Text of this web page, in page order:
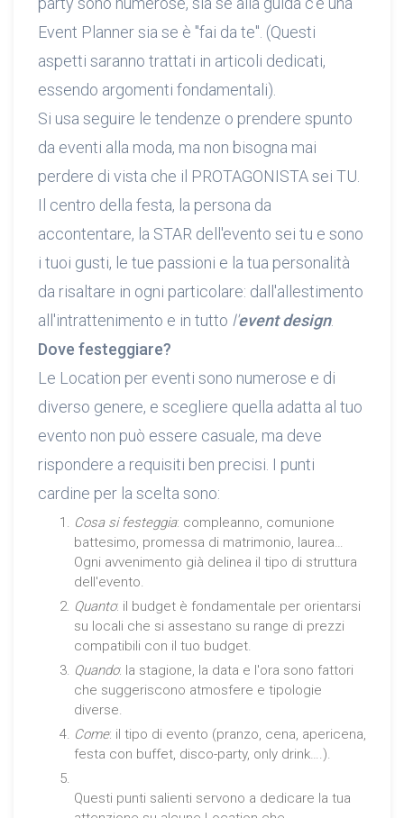
Event Planner sia se è "fai da te". (Questi
aspetti saranno trattati in articoli dedicati,
essendo argomenti fondamentali).
Si usa seguire le tendenze o prendere spunto
da eventi alla moda, ma non bisogna mai
perdere di vista che il PROTAGONISTA sei TU.
Il centro della festa, la persona da
accontentare, la STAR dell'evento sei tu e sono
i tuoi gusti, le tue passioni e la tua personalità
da risaltare in ogni particolare: dall'allestimento
all'intrattenimento e in tutto l'event design.
Dove festeggiare?
Le Location per eventi sono numerose e di
diverso genere, e scegliere quella adatta al tuo
evento non può essere casuale, ma deve
rispondere a requisiti ben precisi. I punti
cardine per la scelta sono:
Cosa si festeggia: compleanno, comunione
battesimo, promessa di matrimonio, laurea…
Ogni avvenimento già delinea il tipo di struttura
dell'evento.
Quanto: il budget è fondamentale per orientarsi
su locali che si assestano su range di prezzi
compatibili con il tuo budget.
Quando: la stagione, la data e l'ora sono fattori
che suggeriscono atmosfere e tipologie
diverse.
Come: il tipo di evento (pranzo, cena, apericena,
festa con buffet, disco-party, only drink….).
Questi punti salienti servono a dedicare la tua